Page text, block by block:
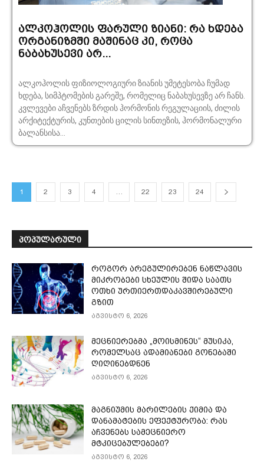
ალკოჰოლის ფარული ზიანი: რა ხდება
ორგანიზმში მაშინაც კი, როცა
ნაბახუსევი არ...
ალკოჰოლის ფიზიოლოგიური ზიანის უმეტესობა ჩუმად
ხდება, სიმპტომების გარეშე, რომელიც ნაბახუსევზე არ ჩანს.
კვლევები აჩვენებს ზრდის ჰორმონის რეგულაციის, ძილის
არქიტექტურის, კუნთების ცილის სინთეზის, ჰორმონალური
ბალანსისა...
1 2 3 4 … 22 23 24
ᲞᲝᲞᲣᲚᲐᲠᲣᲚᲘ
როგორ არეგულირებენ ნაწლავის
მიკრობები სხეულის შიდა საათს
ოთხი ურთიერთდაკავშირებული
გზით
აგვისტო 6, 2026
მეცნიერებმა „მოისმინეს“ მუსიკა,
რომელსაც ადამიანები გონებაში
ღიღინებდნენ
აგვისტო 6, 2026
მაგნიუმის მარილების ქიმია და
დანამატების ეფექტურობა: რას
აჩვენებს სამეცნიერო
მტკიცებულებები?
აგვისტო 6, 2026